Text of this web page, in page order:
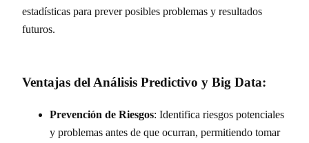
estadísticas para prever posibles problemas y resultados
futuros.
Ventajas del Análisis Predictivo y Big Data:
Prevención de Riesgos: Identifica riesgos potenciales
y problemas antes de que ocurran, permitiendo tomar